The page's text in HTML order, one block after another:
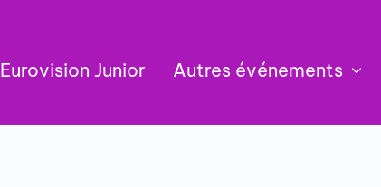
Eurovision Junior Autres événements